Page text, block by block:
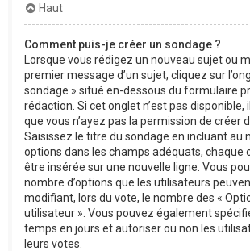
Haut
Comment puis-je créer un sondage ?
Lorsque vous rédigez un nouveau sujet ou
premier message d’un sujet, cliquez sur
sondage » situé en-dessous du formulaire
rédaction. Si cet onglet n’est pas disponible,
que vous n’ayez pas la permission de créer
Saisissez le titre du sondage en incluant au
options dans les champs adéquats, chaque
être insérée sur une nouvelle ligne. Vous
nombre d’options que les utilisateurs
modifiant, lors du vote, le nombre des «
utilisateur ». Vous pouvez également
temps en jours et autoriser ou non les
leurs votes.